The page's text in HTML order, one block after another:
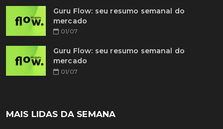
Guru Flow: seu resumo semanal do
mercado
01/07
Guru Flow: seu resumo semanal do
mercado
01/07
MAIS LIDAS DA SEMANA